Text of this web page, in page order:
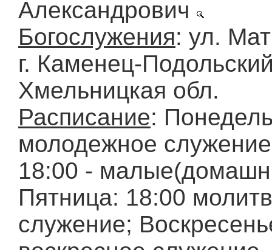
Александрович
Богослужения: ул.
г. Каменец-
Хмельницкая обл.
Расписание:
молодежное
18:00 -
Пятница: 18:00
служение;